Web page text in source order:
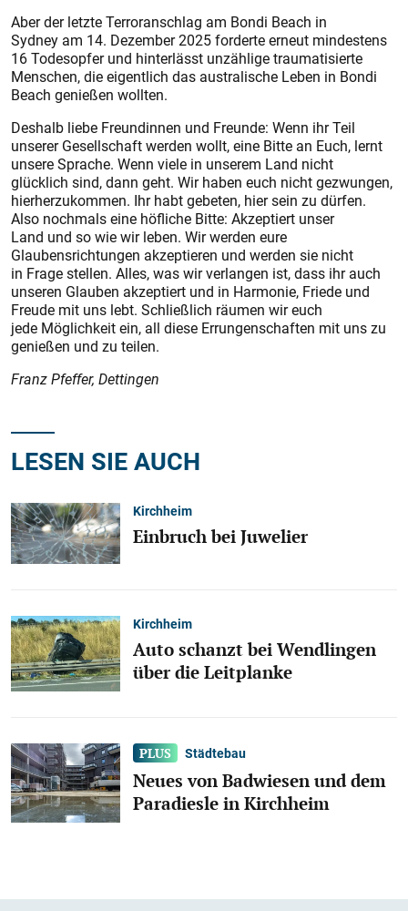
Aber der letzte Terroranschlag am Bondi Beach in
Sydney am 14. Dezember 2025 forderte erneut mindestens
16 Todesopfer und hinterlässt unzählige traumatisierte
Menschen, die eigentlich das australische Leben in Bondi
Beach genießen wollten.
Deshalb liebe Freundinnen und Freunde: Wenn ihr Teil
unserer Gesellschaft werden wollt, eine Bitte an Euch, lernt
unsere Sprache. Wenn viele in unserem Land nicht
glücklich sind, dann geht. Wir haben euch nicht gezwungen,
hierherzukommen. Ihr habt gebeten, hier sein zu dürfen.
Also nochmals eine höfliche Bitte: Akzeptiert unser
Land und so wie wir leben. Wir werden eure
Glaubensrichtungen akzeptieren und werden sie nicht
in Frage stellen. Alles, was wir verlangen ist, dass ihr auch
unseren Glauben akzeptiert und in Harmonie, Friede und
Freude mit uns lebt. Schließlich räumen wir euch
jede Möglichkeit ein, all diese Errungenschaften mit uns zu
genießen und zu teilen.
Franz Pfeffer, Dettingen
LESEN SIE AUCH
Kirchheim
Einbruch bei Juwelier
Kirchheim
Auto schanzt bei Wendlingen
über die Leitplanke
Städtebau
Neues von Badwiesen und dem
Paradiesle in Kirchheim